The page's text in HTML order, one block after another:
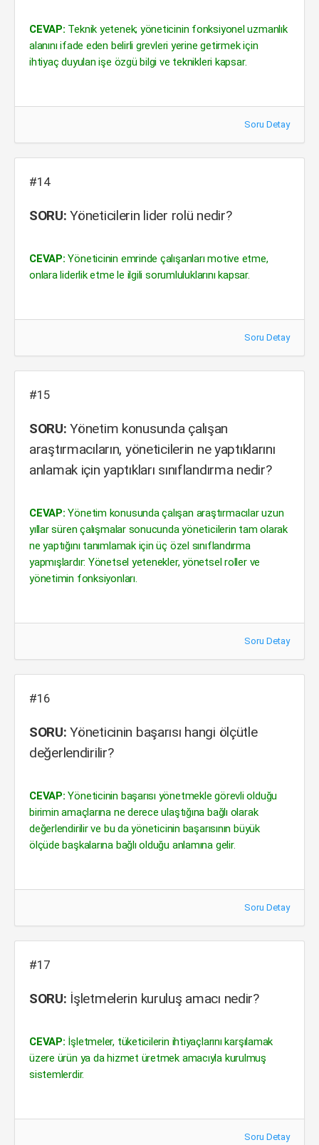
CEVAP: Teknik yetenek; yöneticinin fonksiyonel uzmanlık
alanını ifade eden belirli grevleri yerine getirmek için
ihtiyaç duyulan işe özgü bilgi ve teknikleri kapsar.
Soru Detay
#14
SORU: Yöneticilerin lider rolü nedir?
CEVAP: Yöneticinin emrinde çalışanları motive etme,
onlara liderlik etme le ilgili sorumluluklarını kapsar.
Soru Detay
#15
SORU: Yönetim konusunda çalışan
araştırmacıların, yöneticilerin ne yaptıklarını
anlamak için yaptıkları sınıflandırma nedir?
CEVAP: Yönetim konusunda çalışan araştırmacılar uzun
yıllar süren çalışmalar sonucunda yöneticilerin tam olarak
ne yaptığını tanımlamak için üç özel sınıflandırma
yapmışlardır: Yönetsel yetenekler, yönetsel roller ve
yönetimin fonksiyonları.
Soru Detay
#16
SORU: Yöneticinin başarısı hangi ölçütle
değerlendirilir?
CEVAP: Yöneticinin başarısı yönetmekle görevli olduğu
birimin amaçlarına ne derece ulaştığına bağlı olarak
değerlendirilir ve bu da yöneticinin başarısının büyük
ölçüde başkalarına bağlı olduğu anlamına gelir.
Soru Detay
#17
SORU: İşletmelerin kuruluş amacı nedir?
CEVAP: İşletmeler, tüketicilerin ihtiyaçlarını karşılamak
üzere ürün ya da hizmet üretmek amacıyla kurulmuş
sistemlerdir.
Soru Detay